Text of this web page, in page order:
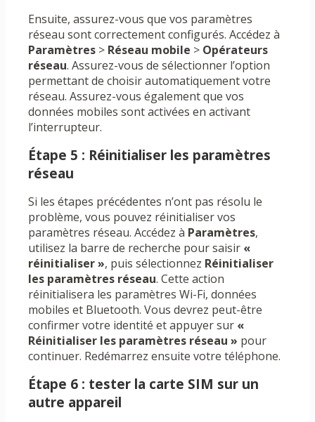
Ensuite, assurez-vous que vos paramètres
réseau sont correctement configurés. Accédez à
Paramètres > Réseau mobile > Opérateurs
réseau. Assurez-vous de sélectionner l’option
permettant de choisir automatiquement votre
réseau. Assurez-vous également que vos
données mobiles sont activées en activant
l’interrupteur.
Étape 5 : Réinitialiser les paramètres
réseau
Si les étapes précédentes n’ont pas résolu le
problème, vous pouvez réinitialiser vos
paramètres réseau. Accédez à Paramètres,
utilisez la barre de recherche pour saisir «
réinitialiser », puis sélectionnez Réinitialiser
les paramètres réseau. Cette action
réinitialisera les paramètres Wi-Fi, données
mobiles et Bluetooth. Vous devrez peut-être
confirmer votre identité et appuyer sur «
Réinitialiser les paramètres réseau » pour
continuer. Redémarrez ensuite votre téléphone.
Étape 6 : tester la carte SIM sur un
autre appareil